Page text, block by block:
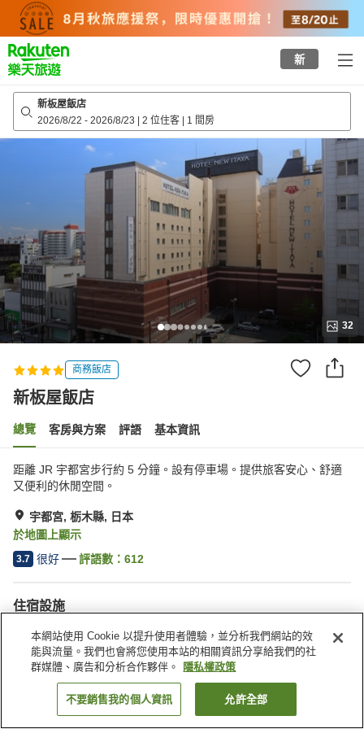
top
page
新
新板屋飯店
2026/8/22 - 2026/8/23 | 2 位住客 | 1 間房
32
商務飯店
新板屋飯店
總覽 客房與方案 評語 基本資訊
距離 JR 宇都宮步行約 5 分鐘。設有停車場。提供旅客安心、舒適
又便利的休閒空間。
宇都宮, 栃木縣, 日本
於地圖上顯示
3.7 很好 評語數： 612
住宿設施
停車場
Spa／美容沙龍
餐廳
休息室
找客房
本網站使用 Cookie 以提升使用者體驗，並分析我們網站的效
能與流量。我們也會將您使用本站的相關資訊分享給我們的社
群媒體、廣告和分析合作夥伴。
隱私權政策
不要銷售我的個人資訊 允許全部